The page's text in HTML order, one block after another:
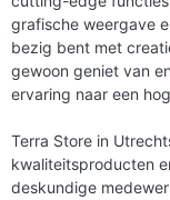
grafische weergave
bezig bent met
gewoon geniet van
ervaring naar een
Terra Store in
kwaliteitsproducten
deskundige